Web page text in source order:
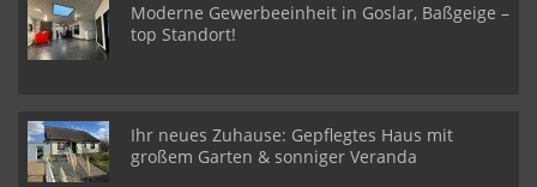
Moderne Gewerbeeinheit in Goslar, Baßgeige –
top Standort!
Ihr neues Zuhause: Gepflegtes Haus mit
großem Garten & sonniger Veranda